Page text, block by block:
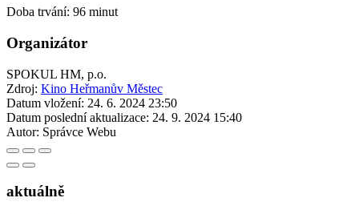
Doba trvání: 96 minut
Organizátor
SPOKUL HM, p.o.
Zdroj: Kino Heřmanův Městec
Datum vložení: 24. 6. 2024 23:50
Datum poslední aktualizace: 24. 9. 2024 15:40
Autor: Správce Webu
aktuálně